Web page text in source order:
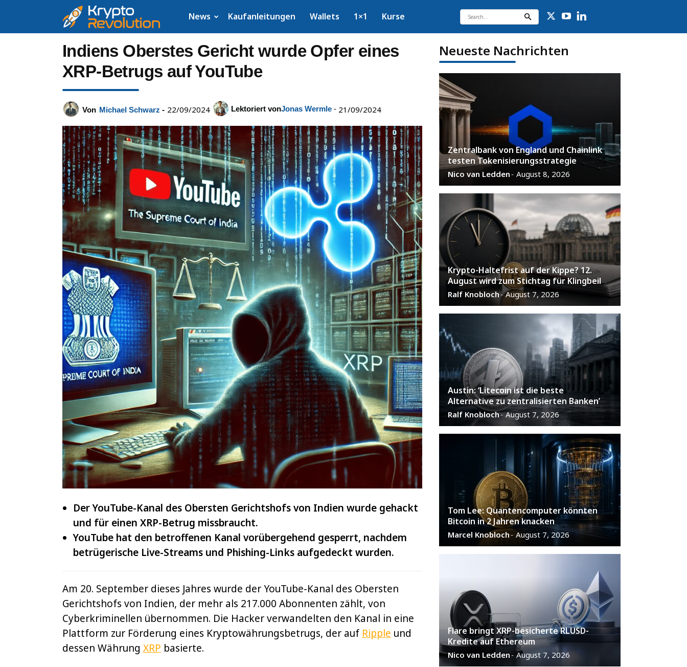
Krypto
Aktuelle
Bitcoin,
XRP,
Dogecoin,
Cardano,
IOTA
und
VeChain
News Kaufanleitungen Wallets 1×1 Kurse
Indiens Oberstes Gericht wurde Opfer eines
XRP-Betrugs auf YouTube
Von Michael Schwarz - 22/09/2024 Lektoriert vonJonas Wermle - 21/09/2024
Der YouTube-Kanal des Obersten Gerichtshofs von Indien wurde gehackt
und für einen XRP-Betrug missbraucht.
YouTube hat den betroffenen Kanal vorübergehend gesperrt, nachdem
betrügerische Live-Streams und Phishing-Links aufgedeckt wurden.
Am 20. September dieses Jahres wurde der YouTube-Kanal des Obersten
Gerichtshofs von Indien, der mehr als 217.000 Abonnenten zählt, von
Cyberkriminellen übernommen. Die Hacker verwandelten den Kanal in eine
Plattform zur Förderung eines Kryptowährungsbetrugs, der auf Ripple und
dessen Währung XRP basierte.
Neueste Nachrichten
Zentralbank von England und Chainlink
testen Tokenisierungsstrategie
Nico van Ledden- August 8, 2026
Krypto-Haltefrist auf der Kippe? 12.
August wird zum Stichtag für Klingbeil
Ralf Knobloch- August 7, 2026
Austin: ‘Litecoin ist die beste
Alternative zu zentralisierten Banken’
Ralf Knobloch- August 7, 2026
Tom Lee: Quantencomputer könnten
Bitcoin in 2 Jahren knacken
Marcel Knobloch- August 7, 2026
Flare bringt XRP-besicherte RLUSD-
Kredite auf Ethereum
Nico van Ledden- August 7, 2026